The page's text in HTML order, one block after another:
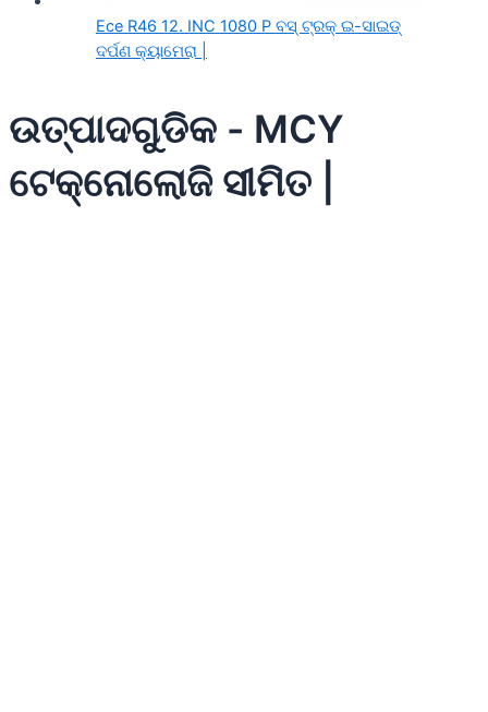
Ece R46 12. INC 1080 P ବସ୍ ଟ୍ରକ୍ ଇ-ସାଇଡ୍
ଦର୍ପଣ କ୍ୟାମେରା |
ଉତ୍ପାଦଗୁଡିକ - MCY
ଟେକ୍ନୋଲୋଜି ସୀମିତ |